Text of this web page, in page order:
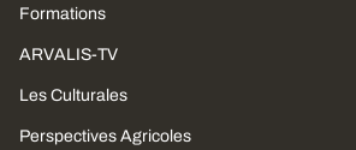
Formations
ARVALIS-TV
Les Culturales
Perspectives Agricoles